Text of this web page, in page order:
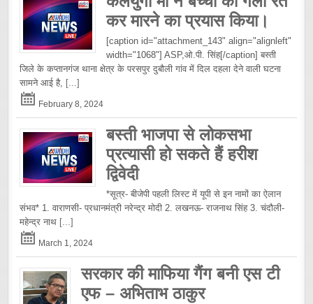
कर मारने का प्रयास किया।
[caption id="attachment_143" align="alignleft"
width="1068"] ASP,ओ.पी. सिंह[/caption] बस्ती
जिले के कप्तानगंज थाना क्षेत्र के परसपुर दुबौली गांव में दिल दहला देने वाली घटना
सामने आई है, [...]
February 8, 2024
बस्ती भाजपा से लोकसभा
प्रत्यासी हो सकते हैं हरीश
द्विवेदी
*सूत्र- बीजेपी पहली लिस्ट में यूपी से इन नामों का ऐलान
संभव* 1. वाराणसी- प्रधानमंत्री नरेन्द्र मोदी 2. लखनऊ- राजनाथ सिंह 3. चंदौली-
महेन्द्र नाथ [...]
March 1, 2024
सरकार की माफिया गैंग बनी एस टी
एफ – अभिताभ ठाकुर